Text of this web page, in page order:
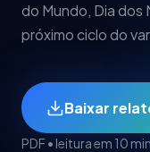
do Mundo, Dia dos
próximo ciclo do
Baixar
PDF • leitura em 10 min